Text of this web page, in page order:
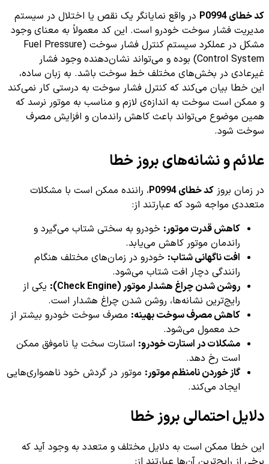
کد خطای P0994
در واقع نمایانگر یک نقص یا اختلال در سیستم
مدیریت فشار سوخت خودرو است. این کد معمولاً به معنای وجود
مشکل در عملکرد سیستم کنترل فشار سوخت (Fuel Pressure
Control System) بوده و می‌تواند نشان‌دهنده وجود فشار
غیرعادی در بخش‌های مختلف خط سوخت باشد. به زبان ساده،
این خطا بیان می‌کند که کنترل فشار سوخت به درستی کار نمی‌کند
و ممکن است سوخت به اندازه‌ی لازم و مناسب به موتور نرسد که
همین موضوع می‌تواند باعث کاهش راندمان و افزایش مصرف
سوخت شود.
علائم و نشانه‌های بروز خطا
در زمان بروز کد خطای P0994
، راننده ممکن است با مشکلات
متعددی مواجه شود که عبارتند از:
کاهش قدرت موتور: خودرو به سختی شتاب می‌گیرد و
راندمان موتور کاهش می‌یابد.
افت ناگهانی شتاب: خودرو در زمان‌های مختلف هنگام
رانندگی دچار افت شتاب می‌شود.
روشن شدن چراغ هشدار موتور (Check Engine):
یکی از
رایج‌ترین نشانه‌ها، روشن شدن چراغ هشدار است.
کاهش مصرف سوخت بهینه: مصرف سوخت خودرو بیشتر از
حد معمول می‌شود.
مشکلات در استارت خودرو: استارت سخت یا ناموفق ممکن
است رخ دهد.
گاز خوردن نامنظم موتور: موتور در گردش خود ناهمواری‌هایی
ایجاد می‌کند.
دلایل احتمالی بروز خطا
این خطا ممکن است به دلایل مختلف و متعدد به وجود آید که